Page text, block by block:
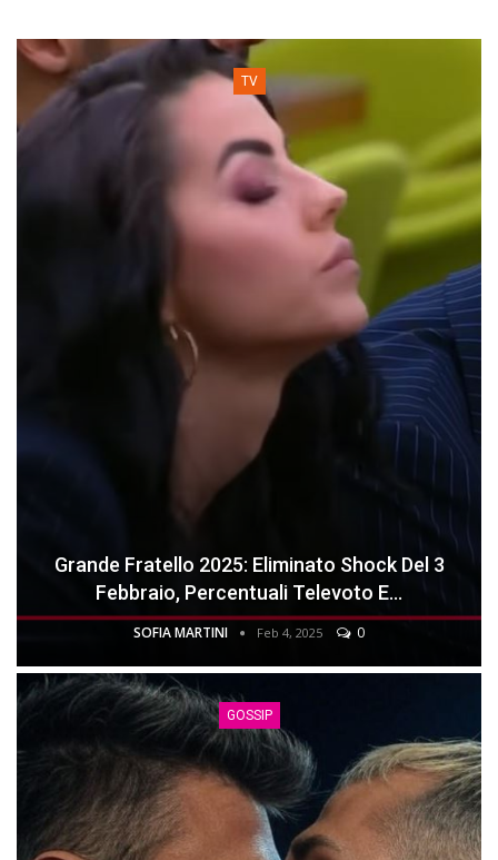
TV
Grande Fratello 2025: Eliminato Shock Del 3
Febbraio, Percentuali Televoto E…
SOFIA MARTINI Feb 4, 2025 0
GOSSIP